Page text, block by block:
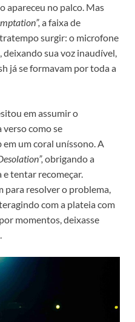
apareceu no palco. Mas
a faixa de
surgir: o microfone
sua voz inaudível,
já se formavam por toda a
em assumir o
como se
um coral uníssono. A
obrigando a
tentar recomeçar.
para resolver o problema,
com a plateia com
momentos, deixasse